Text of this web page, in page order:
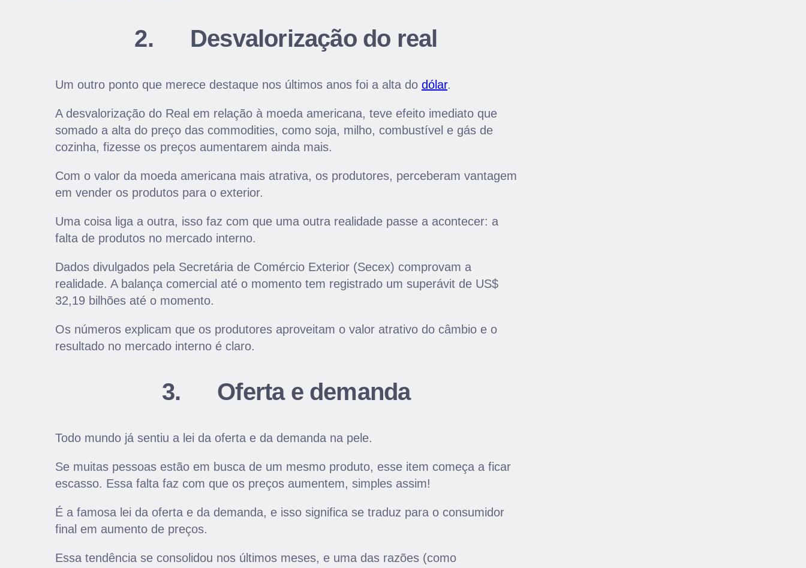
2. Desvalorização do real
Um outro ponto que merece destaque nos últimos anos foi a alta do dólar.
A desvalorização do Real em relação à moeda americana, teve efeito imediato que
somado a alta do preço das commodities, como soja, milho, combustível e gás de
cozinha, fizesse os preços aumentarem ainda mais.
Com o valor da moeda americana mais atrativa, os produtores, perceberam vantagem
em vender os produtos para o exterior.
Uma coisa liga a outra, isso faz com que uma outra realidade passe a acontecer: a
falta de produtos no mercado interno.
Dados divulgados pela Secretária de Comércio Exterior (Secex) comprovam a
realidade. A balança comercial até o momento tem registrado um superávit de US$
32,19 bilhões até o momento.
Os números explicam que os produtores aproveitam o valor atrativo do câmbio e o
resultado no mercado interno é claro.
3. Oferta e demanda
Todo mundo já sentiu a lei da oferta e da demanda na pele.
Se muitas pessoas estão em busca de um mesmo produto, esse item começa a ficar
escasso. Essa falta faz com que os preços aumentem, simples assim!
É a famosa lei da oferta e da demanda, e isso significa se traduz para o consumidor
final em aumento de preços.
Essa tendência se consolidou nos últimos meses, e uma das razões (como